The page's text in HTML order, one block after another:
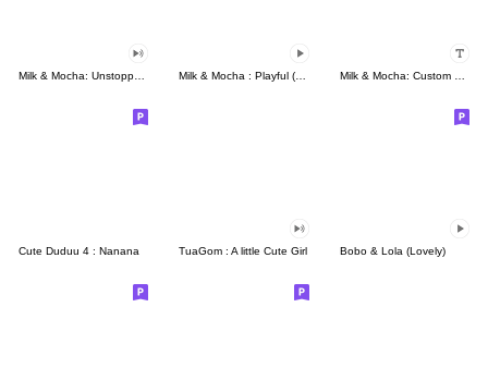
Cute Duduu 4 : Nanana TuaGom : A little Cute Girl Bobo & Lola (Lovely)